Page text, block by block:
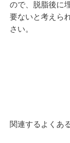
ので、脱脂後に
要ないと考えら
さい。
関連するよくあ